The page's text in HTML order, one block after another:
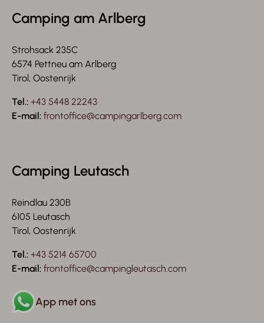
Camping am Arlberg
Strohsack 235C
6574 Pettneu am Arlberg
Tirol, Oostenrijk
Tel.: +43 5448 22243
E-mail: frontoffice@campingarlberg.com
Camping Leutasch
Reindlau 230B
6105 Leutasch
Tirol, Oostenrijk
Tel.: +43 5214 65700
E-mail: frontoffice@campingleutasch.com
App met ons